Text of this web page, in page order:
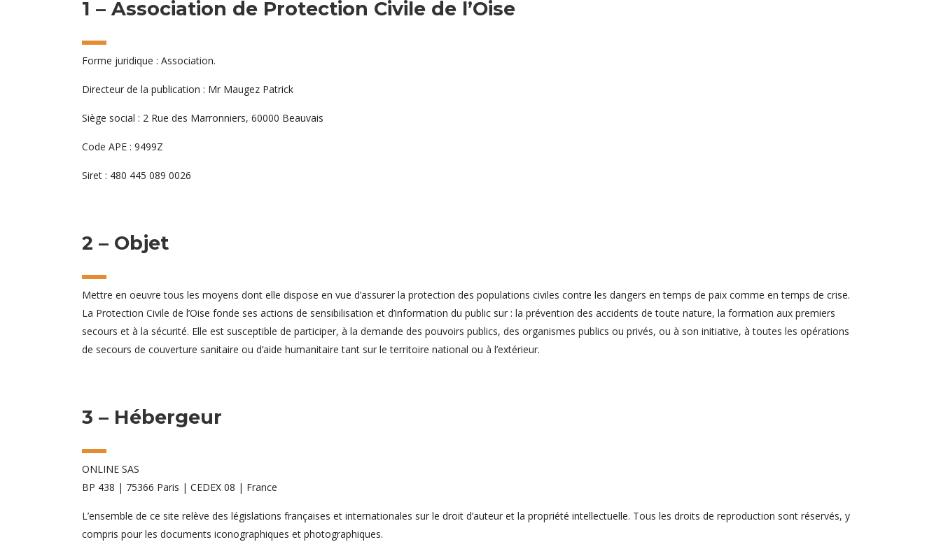
1 – Association de Protection Civile de l’Oise
Forme juridique : Association.
Directeur de la publication : Mr Maugez Patrick
Siège social : 2 Rue des Marronniers, 60000 Beauvais
Code APE : 9499Z
Siret : 480 445 089 0026
2 – Objet
Mettre en oeuvre tous les moyens dont elle dispose en vue d’assurer la protection des populations civiles contre les dangers en temps de paix comme en temps de crise.
La Protection Civile de l’Oise fonde ses actions de sensibilisation et d’information du public sur : la prévention des accidents de toute nature, la formation aux premiers
secours et à la sécurité. Elle est susceptible de participer, à la demande des pouvoirs publics, des organismes publics ou privés, ou à son initiative, à toutes les opérations
de secours de couverture sanitaire ou d’aide humanitaire tant sur le territoire national ou à l’extérieur.
3 – Hébergeur
ONLINE SAS
BP 438 | 75366 Paris | CEDEX 08 | France
L’ensemble de ce site relève des législations françaises et internationales sur le droit d’auteur et la propriété intellectuelle. Tous les droits de reproduction sont réservés, y
compris pour les documents iconographiques et photographiques.